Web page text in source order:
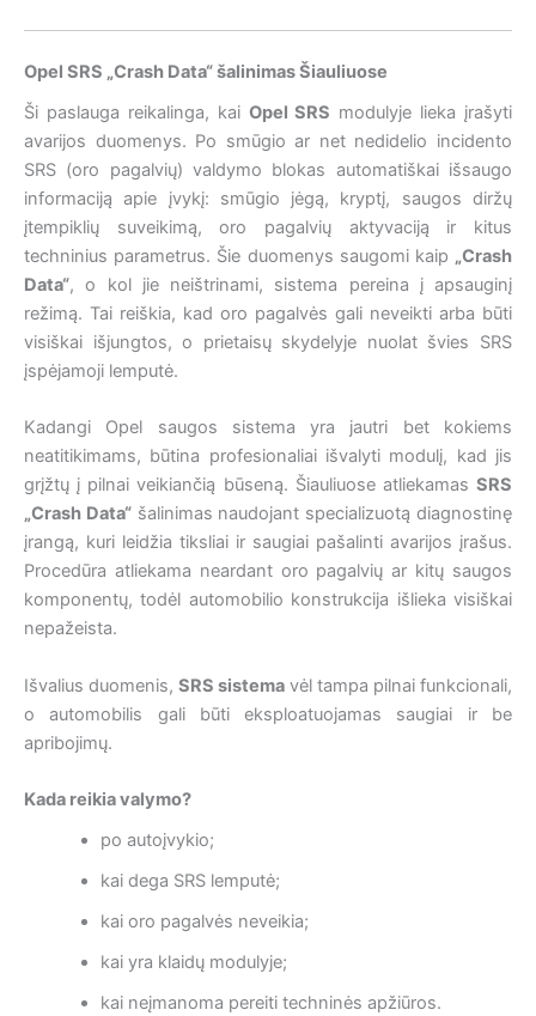
Opel SRS „Crash Data“ šalinimas Šiauliuose
Ši paslauga reikalinga, kai Opel SRS modulyje lieka įrašyti
avarijos duomenys. Po smūgio ar net nedidelio incidento
SRS (oro pagalvių) valdymo blokas automatiškai išsaugo
informaciją apie įvykį: smūgio jėgą, kryptį, saugos diržų
įtempiklių suveikimą, oro pagalvių aktyvaciją ir kitus
techninius parametrus. Šie duomenys saugomi kaip „Crash
Data“, o kol jie neištrinami, sistema pereina į apsauginį
režimą. Tai reiškia, kad oro pagalvės gali neveikti arba būti
visiškai išjungtos, o prietaisų skydelyje nuolat švies SRS
įspėjamoji lemputė.
Kadangi Opel saugos sistema yra jautri bet kokiems
neatitikimams, būtina profesionaliai išvalyti modulį, kad jis
grįžtų į pilnai veikiančią būseną. Šiauliuose atliekamas SRS
„Crash Data“šalinimas naudojant specializuotą diagnostinę
įrangą, kuri leidžia tiksliai ir saugiai pašalinti avarijos įrašus.
Procedūra atliekama neardant oro pagalvių ar kitų saugos
komponentų, todėl automobilio konstrukcija išlieka visiškai
nepažeista.
Išvalius duomenis, SRS sistema vėl tampa pilnai funkcionali,
o automobilis gali būti eksploatuojamas saugiai ir be
apribojimų.
Kada reikia valymo?
po autoįvykio;
kai dega SRS lemputė;
kai oro pagalvės neveikia;
kai yra klaidų modulyje;
kai neįmanoma pereiti techninės apžiūros.